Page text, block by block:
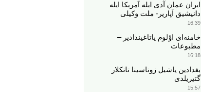
ایران عمان آدی ایله آمریکا ایله
دانیشیق آپاریر- ملت وکیلی
16:39
خامنه‌ای اؤلوم یاتاغیندادیر –
مطبوعات
16:18
بغدادین یاشیل زوناسینا تانکلار
گتیریلدی
15:57